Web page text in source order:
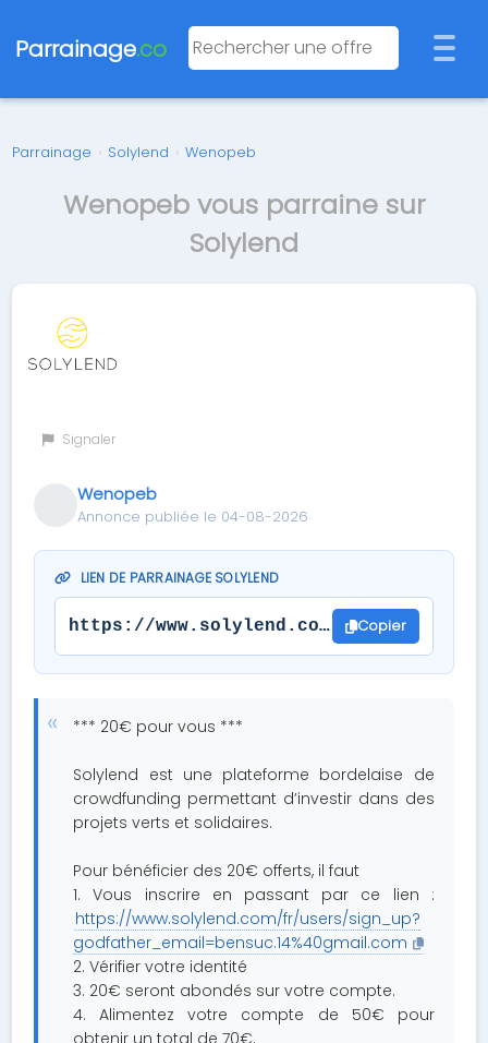
Parrainage.co
Parrainage › Solylend › Wenopeb
Wenopeb vous parraine sur
Solylend
Signaler
Wenopeb
Annonce publiée le 04-08-2026
LIEN DE PARRAINAGE SOLYLEND
https://www.solylend.com/fr/users/
Copier
*** 20€ pour vous ***
Solylend est une plateforme bordelaise de
crowdfunding permettant d’investir dans des
projets verts et solidaires.
Pour bénéficier des 20€ offerts, il faut
1. Vous inscrire en passant par ce lien :
https://www.solylend.com/fr/users/sign_up?
godfather_email=bensuc.14%40gmail.com
2. Vérifier votre identité
3. 20€ seront abondés sur votre compte.
4. Alimentez votre compte de 50€ pour
obtenir un total de 70€.